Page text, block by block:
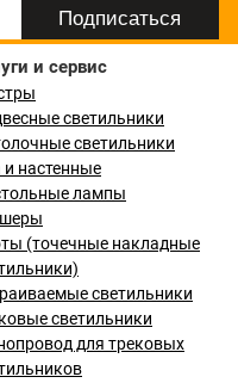
и сервис
светильники
светильники
и настенные
лампы
(точечные накладные
светильники
светильники
для трековых